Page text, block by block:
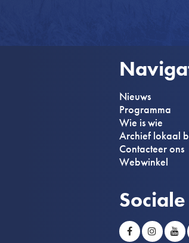
Nieuws
Programma
Wie is wie
Archief lokaal
Contacteer ons
Webwinkel